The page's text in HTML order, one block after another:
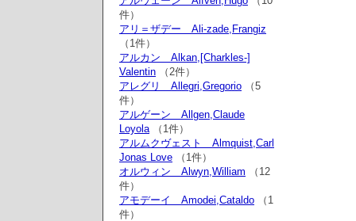
件）
アリ＝ザデー Ali-zade,Frangiz
（1件）
アルカン Alkan,[Charkles-]
Valentin （2件）
アレグリ Allegri,Gregorio （5
件）
アルゲーン Allgen,Claude
Loyola（1件）
アルムクヴェスト Almquist,Carl
Jonas Love （1件）
オルウィン Alwyn,William （12
件）
アモデーイ Amodei,Cataldo （1
件）